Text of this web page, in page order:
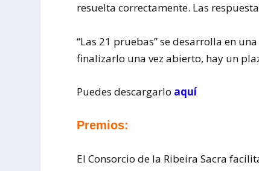
resuelta correctamente. Las
“Las 21 pruebas” se desarrolla en
finalizarlo una vez abierto, hay un
Puedes descargarlo aquí
Premios:
El Consorcio de la Ribeira Sacra